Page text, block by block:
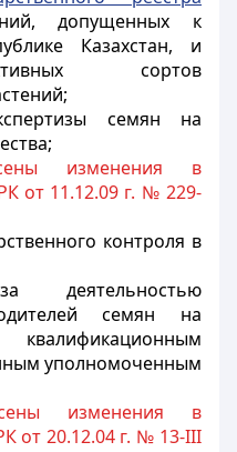
допущенных к
Казахстан, и
сортов
семян на
изменения в
от 11.12.09 г. № 229-
контроля в
семян на
уполномоченным
изменения в
от 20.12.04 г. № 13-III